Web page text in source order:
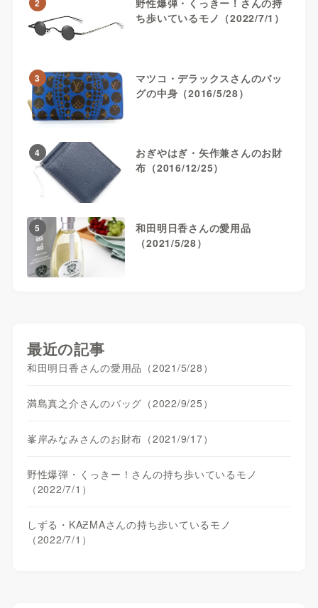
2
野性爆弾・くっきー！さんの持
ち歩いているモノ（2022/7/1）
3
マツコ・デラックスさんのバッ
グの中身（2016/5/28）
4
おぎやはぎ・矢作兼さんのお財
布（2016/12/25）
5
和田明日香さんの愛用品
（2021/5/28）
最近の記事
和田明日香さんの愛用品（2021/5/28）
満島真之介さんのバッグ（2022/9/25）
峯岸みなみさんのお財布（2021/9/17）
野性爆弾・くっきー！さんの持ち歩いているモノ
（2022/7/1）
しずる・KAƵMAさんの持ち歩いているモノ
（2022/7/1）